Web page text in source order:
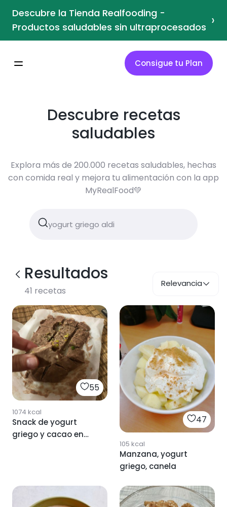
Descubre la Tienda Realfooding -
Productos saludables sin ultraprocesados ›
Consigue tu Plan
Descubre recetas
saludables
Explora más de 200.000 recetas saludables, hechas
con comida real y mejora tu alimentación con la app
MyRealFood💚
Resultados
41 recetas
Relevancia
55
1074 kcal
Snack de yogurt
griego y cacao en
47
105 kcal
Manzana, yogurt
griego, canela